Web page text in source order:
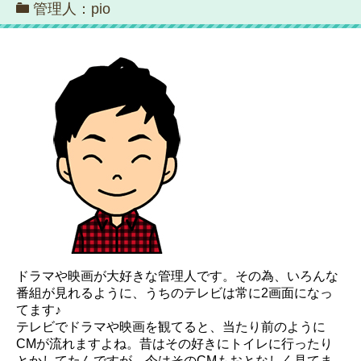
管理人：pio
ドラマや映画が大好きな管理人です。その為、いろんな
番組が見れるように、うちのテレビは常に2画面になっ
てます♪
テレビでドラマや映画を観てると、当たり前のように
CMが流れますよね。昔はその好きにトイレに行ったり